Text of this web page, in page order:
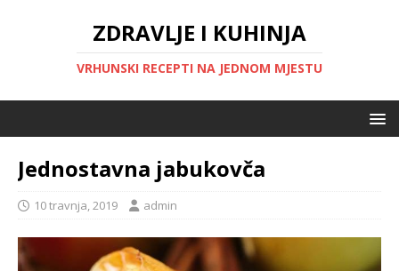
ZDRAVLJE I KUHINJA
VRHUNSKI RECEPTI NA JEDNOM MJESTU
Jednostavna jabukovča
10 travnja, 2019 admin